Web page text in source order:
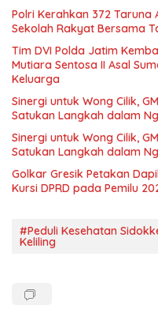
Polri Kerahkan 372 Taruna
Sekolah Rakyat Bersama
Tim DVI Polda Jatim
Mutiara Sentosa II Asal
Keluarga
Sinergi untuk Wong Cilik,
Satukan Langkah dalam
Sinergi untuk Wong Cilik,
Satukan Langkah dalam
Golkar Gresik Petakan
Kursi DPRD pada Pemilu
#Peduli Kesehatan
Keliling